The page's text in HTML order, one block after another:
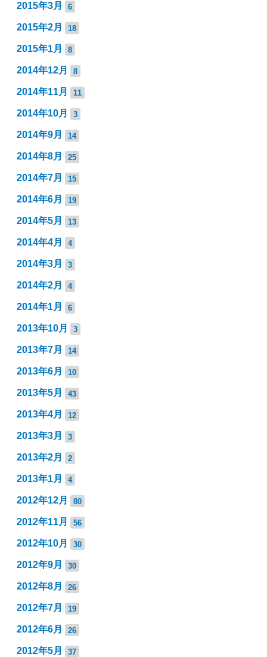
2015年3月 6
2015年2月 18
2015年1月 8
2014年12月 8
2014年11月 11
2014年10月 3
2014年9月 14
2014年8月 25
2014年7月 15
2014年6月 19
2014年5月 13
2014年4月 4
2014年3月 3
2014年2月 4
2014年1月 6
2013年10月 3
2013年7月 14
2013年6月 10
2013年5月 43
2013年4月 12
2013年3月 3
2013年2月 2
2013年1月 4
2012年12月 80
2012年11月 56
2012年10月 30
2012年9月 30
2012年8月 26
2012年7月 19
2012年6月 26
2012年5月 37